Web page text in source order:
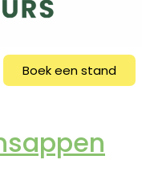
Boek een stand